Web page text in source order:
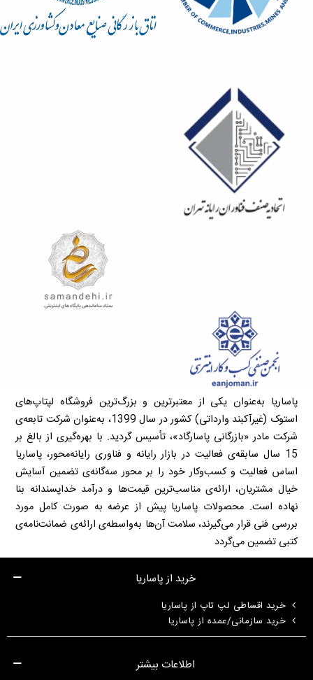
پاساریا به‌عنوان یکی از معتبرترین و بزرگ‌ترین فروشگاه لپتاپ‌های
استوک (غیرآکبند وارداتی) کشور در سال 1399، به‌عنوان شرکت تابعه‌ی
شرکت مادر «بازرگانی پاسارگاد»، تأسیس گردید. با بهره‌گیری از بالغ بر
15 سال سابقه‌ی فعالیت در بازار رایانه و فناوری رایانه‌محور، پاساریا
اساس فعالیت و کسب‌وکار خود را بر محور سه‌گانه‌ی تضمین آسایش
خیال مشتریان، ارائه‌ی مناسب‌ترین قیمت‌ها و درآمد خداپسندانه بنا
نهاده است. محصولات پاساریا پیش از عرضه به صورت کامل مورد
بررسی فنی قرار می‌گیرند، سلامت آن‌ها به‌واسطه‌ی ارائه‌ی ضمانت‌نامه‌ی
کتبی تضمین می‌گردد
خرید از پاساریا
خرید اقساطی لپ تاپ از پاساریا
خرید سازمانی/عمده از پاساریا
اطلاعات بیشتر